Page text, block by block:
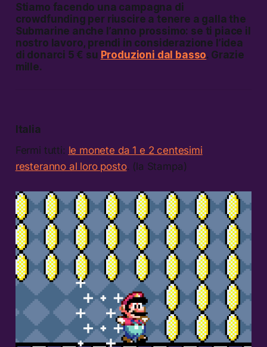
Stiamo facendo una campagna di
crowdfunding per riuscire a tenere a galla the
Submarine anche l’anno prossimo: se ti piace il
nostro lavoro, prendi in considerazione l’idea
di donarci 5 € su Produzioni dal basso. Grazie
mille.
Italia
Fermi tutti: le monete da 1 e 2 centesimi
resteranno al loro posto. (la Stampa)